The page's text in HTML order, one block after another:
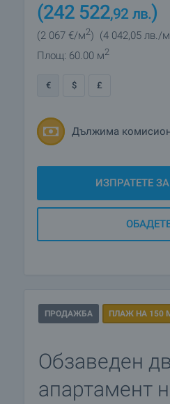
(242 522,92 лв.)
(2 067 €/м2) (4 042,05 лв./м
Площ: 60.00 м2
€ $ £
Дължима
ИЗПРАТЕТЕ
ПРОДАЖБА ПЛАЖ НА 150
Обзаведен
апартамент